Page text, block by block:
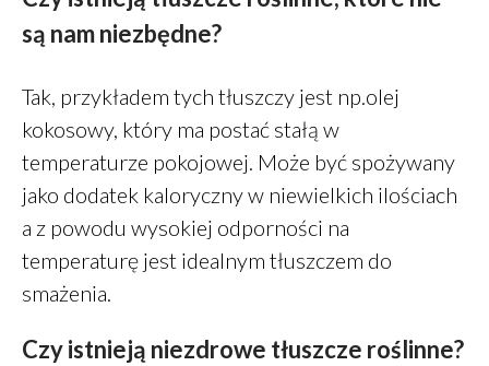
są nam niezbędne?
Tak, przykładem tych tłuszczy jest np.olej
kokosowy, który ma postać stałą w
temperaturze pokojowej. Może być spożywany
jako dodatek kaloryczny w niewielkich ilościach
a z powodu wysokiej odporności na
temperaturę jest idealnym tłuszczem do
smażenia.
Czy istnieją niezdrowe tłuszcze roślinne?